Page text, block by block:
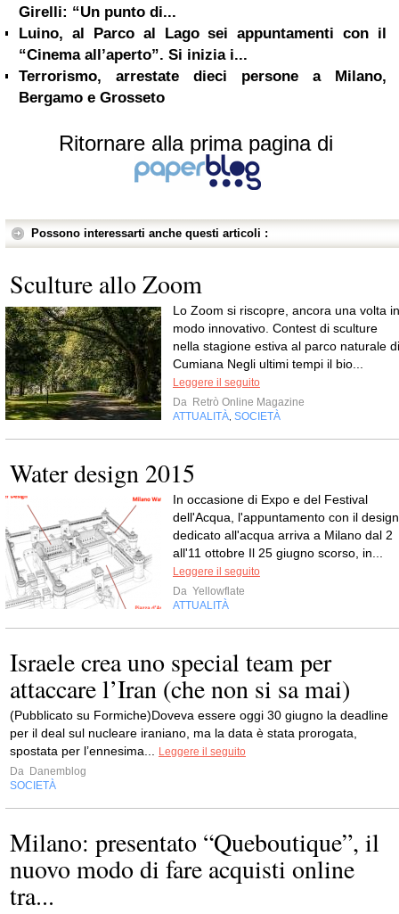
Girelli: “Un punto di...
Luino, al Parco al Lago sei appuntamenti con il
“Cinema all’aperto”. Si inizia i...
Terrorismo, arrestate dieci persone a Milano,
Bergamo e Grosseto
Ritornare alla prima pagina di
Possono interessarti anche questi articoli :
Sculture allo Zoom
Lo Zoom si riscopre, ancora una volta in
modo innovativo. Contest di sculture
nella stagione estiva al parco naturale di
Cumiana Negli ultimi tempi il bio...
Leggere il seguito
Da Retrò Online Magazine
ATTUALITÀ SOCIETÀ
Water design 2015
In occasione di Expo e del Festival
dell'Acqua, l'appuntamento con il design
dedicato all'acqua arriva a Milano dal 2
all'11 ottobre Il 25 giugno scorso, in...
Leggere il seguito
Da Yellowflate
ATTUALITÀ
Israele crea uno special team per
attaccare l’Iran (che non si sa mai)
(Pubblicato su Formiche)Doveva essere oggi 30 giugno la deadline
per il deal sul nucleare iraniano, ma la data è stata prorogata,
spostata per l’ennesima...
Leggere il seguito
Da Danemblog
SOCIETÀ
Milano: presentato “Queboutique”, il
nuovo modo di fare acquisti online
tra...